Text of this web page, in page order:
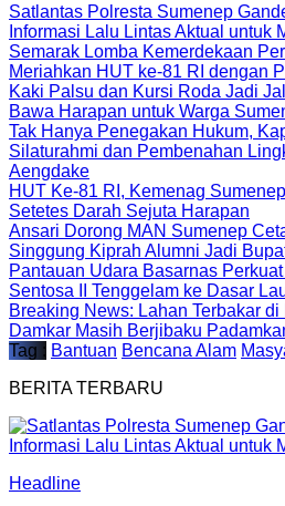
Satlantas Polresta Sumenep
Informasi Lalu Lintas Aktual untuk
Semarak Lomba Kemerdekaan
Meriahkan HUT ke-81 RI dengan
Kaki Palsu dan Kursi Roda Jadi
Bawa Harapan untuk Warga
Tak Hanya Penegakan Hukum,
Silaturahmi dan Pembenahan
Aengdake
HUT Ke-81 RI, Kemenag
Setetes Darah Sejuta Harapan
Ansari Dorong MAN Sumenep
Singgung Kiprah Alumni Jadi
Pantauan Udara Basarnas
Sentosa II Tenggelam ke Dasar
Breaking News: Lahan Terbakar
Damkar Masih Berjibaku
Tag : Bantuan Bencana Alam
BERITA TERBARU
Headline